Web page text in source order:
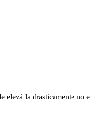
la drasticamente no